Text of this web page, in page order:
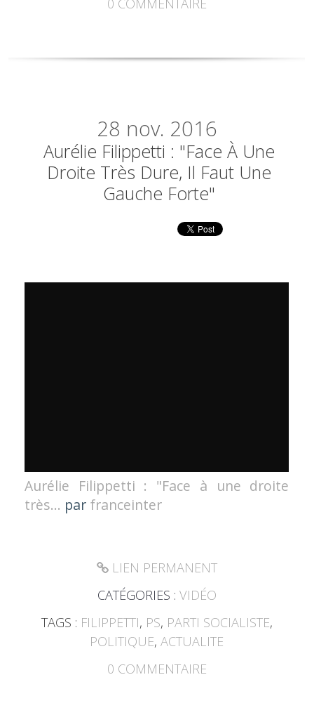
0 COMMENTAIRE
28 nov. 2016
Aurélie Filippetti : "Face À Une
Droite Très Dure, Il Faut Une
Gauche Forte"
Aurélie Filippetti : "Face à une droite
très... par franceinter
LIEN PERMANENT
CATÉGORIES : VIDÉO
TAGS : FILIPPETTI, PS, PARTI SOCIALISTE,
POLITIQUE,ACTUALITE
0 COMMENTAIRE